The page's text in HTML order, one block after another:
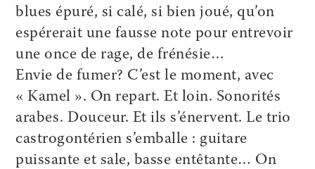
blues épuré, si calé, si bien joué, qu’on
espérerait une fausse note pour entrevoir
une once de rage, de frénésie…
Envie de fumer? C’est le moment, avec
« Kamel ». On repart. Et loin. Sonorités
arabes. Douceur. Et ils s’énervent. Le trio
castrogontérien s’emballe : guitare
puissante et sale, basse entêtante… On